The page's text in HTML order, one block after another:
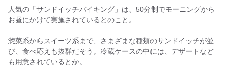
人気の「サンドイッチバイキング」は、50分制でモーニングから
お昼にかけて実施されているとのこと。
惣菜系からスイーツ系まで、さまざまな種類のサンドイッチが並
び、食べ応えも抜群だそう。冷蔵ケースの中には、デザートなど
も用意されているとか。